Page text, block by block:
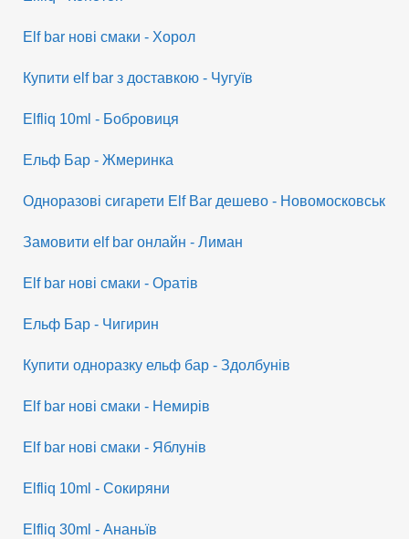
Elf bar нові смаки - Хорол
Купити elf bar з доставкою - Чугуїв
Elfliq 10ml - Бобровиця
Ельф Бар - Жмеринка
Одноразові сигарети Elf Bar дешево - Новомосковськ
Замовити elf bar онлайн - Лиман
Elf bar нові смаки - Оратів
Ельф Бар - Чигирин
Купити одноразку ельф бар - Здолбунів
Elf bar нові смаки - Немирів
Elf bar нові смаки - Яблунів
Elfliq 10ml - Сокиряни
Elfliq 30ml - Ананьїв